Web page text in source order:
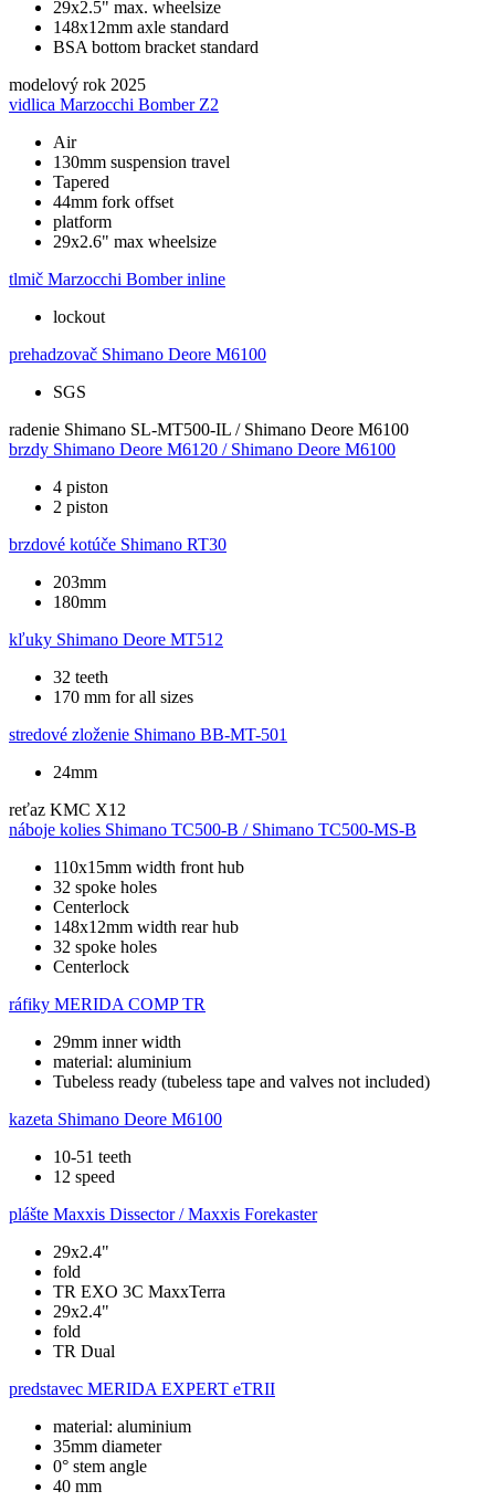
29x2.5" max. wheelsize
148x12mm axle standard
BSA bottom bracket standard
modelový rok 2025
vidlica Marzocchi Bomber Z2
Air
130mm suspension travel
Tapered
44mm fork offset
platform
29x2.6" max wheelsize
tlmič Marzocchi Bomber inline
lockout
prehadzovač Shimano Deore M6100
SGS
radenie Shimano SL-MT500-IL / Shimano Deore M6100
brzdy Shimano Deore M6120 / Shimano Deore M6100
4 piston
2 piston
brzdové kotúče Shimano RT30
203mm
180mm
kľuky Shimano Deore MT512
32 teeth
170 mm for all sizes
stredové zloženie Shimano BB-MT-501
24mm
reťaz KMC X12
náboje kolies Shimano TC500-B / Shimano TC500-MS-B
110x15mm width front hub
32 spoke holes
Centerlock
148x12mm width rear hub
32 spoke holes
Centerlock
ráfiky MERIDA COMP TR
29mm inner width
material: aluminium
Tubeless ready (tubeless tape and valves not included)
kazeta Shimano Deore M6100
10-51 teeth
12 speed
plášte Maxxis Dissector / Maxxis Forekaster
29x2.4"
fold
TR EXO 3C MaxxTerra
29x2.4"
fold
TR Dual
predstavec MERIDA EXPERT eTRII
material: aluminium
35mm diameter
0° stem angle
40 mm